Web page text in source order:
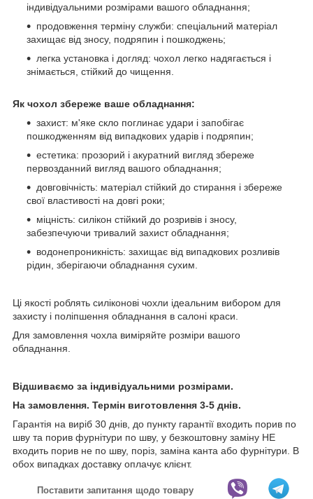
індивідуальними розмірами вашого обладнання;
продовження терміну служби: спеціальний матеріал
захищає від зносу, подряпин і пошкоджень;
легка установка і догляд: чохол легко надягається і
знімається, стійкий до чищення.
Як чохол збереже ваше обладнання:
захист: м'яке скло поглинає удари і запобігає
пошкодженням від випадкових ударів і подряпин;
естетика: прозорий і акуратний вигляд збереже
первозданний вигляд вашого обладнання;
довговічність: матеріал стійкий до стирання і збереже
свої властивості на довгі роки;
міцність: силікон стійкий до розривів і зносу,
забезпечуючи тривалий захист обладнання;
водонепроникність: захищає від випадкових розливів
рідин, зберігаючи обладнання сухим.
Ці якості роблять силіконові чохли ідеальним вибором для
захисту і поліпшення обладнання в салоні краси.
Для замовлення чохла виміряйте розміри вашого
обладнання.
Відшиваємо за індивідуальними розмірами.
На замовлення. Термін виготовлення 3-5 днів.
Гарантія на виріб 30 днів, до пункту гарантії входить порив по
шву та порив фурнітури по шву, у безкоштовну заміну НЕ
входить порив не по шву, поріз, заміна канта або фурнітури. В
обох випадках доставку оплачує клієнт.
Поставити запитання щодо товару